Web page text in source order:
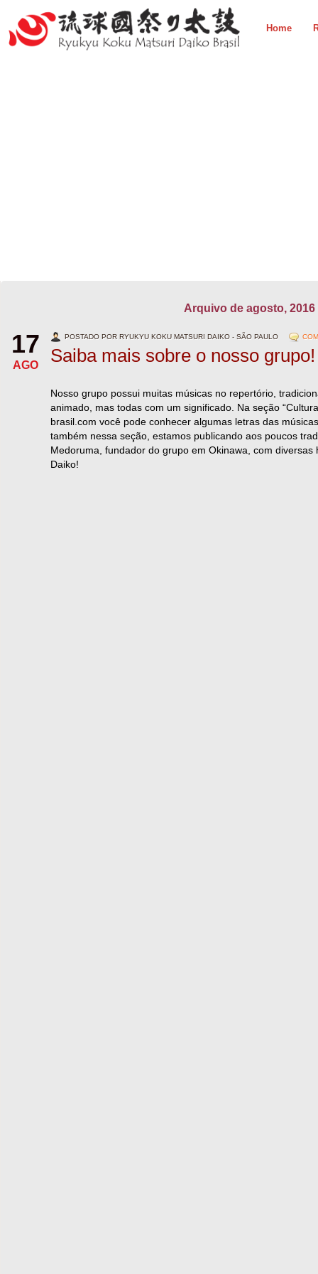
Home
Arquivo de agosto, 2016
17
AGO
POSTADO POR RYUKYU KOKU MATSURI DAIKO - SÃO PAULO
Saiba mais sobre o nosso grupo!
Nosso grupo possui muitas músicas no repertório,
animado, mas todas com um significado. Na seção
brasil.com você pode conhecer algumas letras das
também nessa seção, estamos publicando aos poucos
Medoruma, fundador do grupo em Okinawa, com
Daiko!